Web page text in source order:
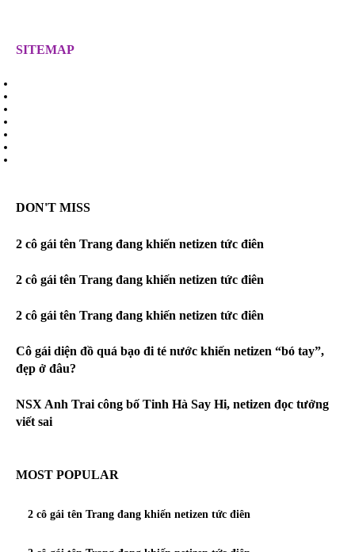
SITEMAP
DON'T MISS
2 cô gái tên Trang đang khiến netizen tức điên
2 cô gái tên Trang đang khiến netizen tức điên
2 cô gái tên Trang đang khiến netizen tức điên
Cô gái diện đồ quá bạo đi té nước khiến netizen “bó tay”,
đẹp ở đâu?
NSX Anh Trai công bố Tinh Hà Say Hi, netizen đọc tưởng
viết sai
MOST POPULAR
2 cô gái tên Trang đang khiến netizen tức điên